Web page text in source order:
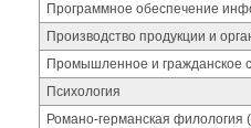
Программное обеспечение
Производство продукции и
Промышленное и гражданское
Психология
Романо-германская филология